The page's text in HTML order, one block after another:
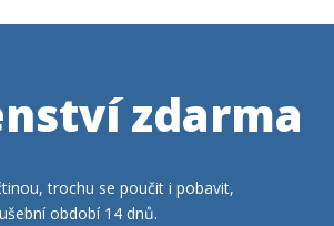
zdarma
trochu se poučit i pobavit,
období 14 dnů.